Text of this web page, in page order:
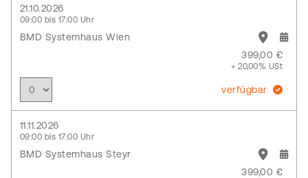
21.10.2026
09:00 bis 17:00 Uhr
BMD Systemhaus Wien
399,00 €
+ 20,00% USt
verfügbar
11.11.2026
09:00 bis 17:00 Uhr
BMD Systemhaus Steyr
399,00 €